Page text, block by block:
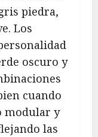
piedra,
Los
oscuro y
cuando
modular y
las